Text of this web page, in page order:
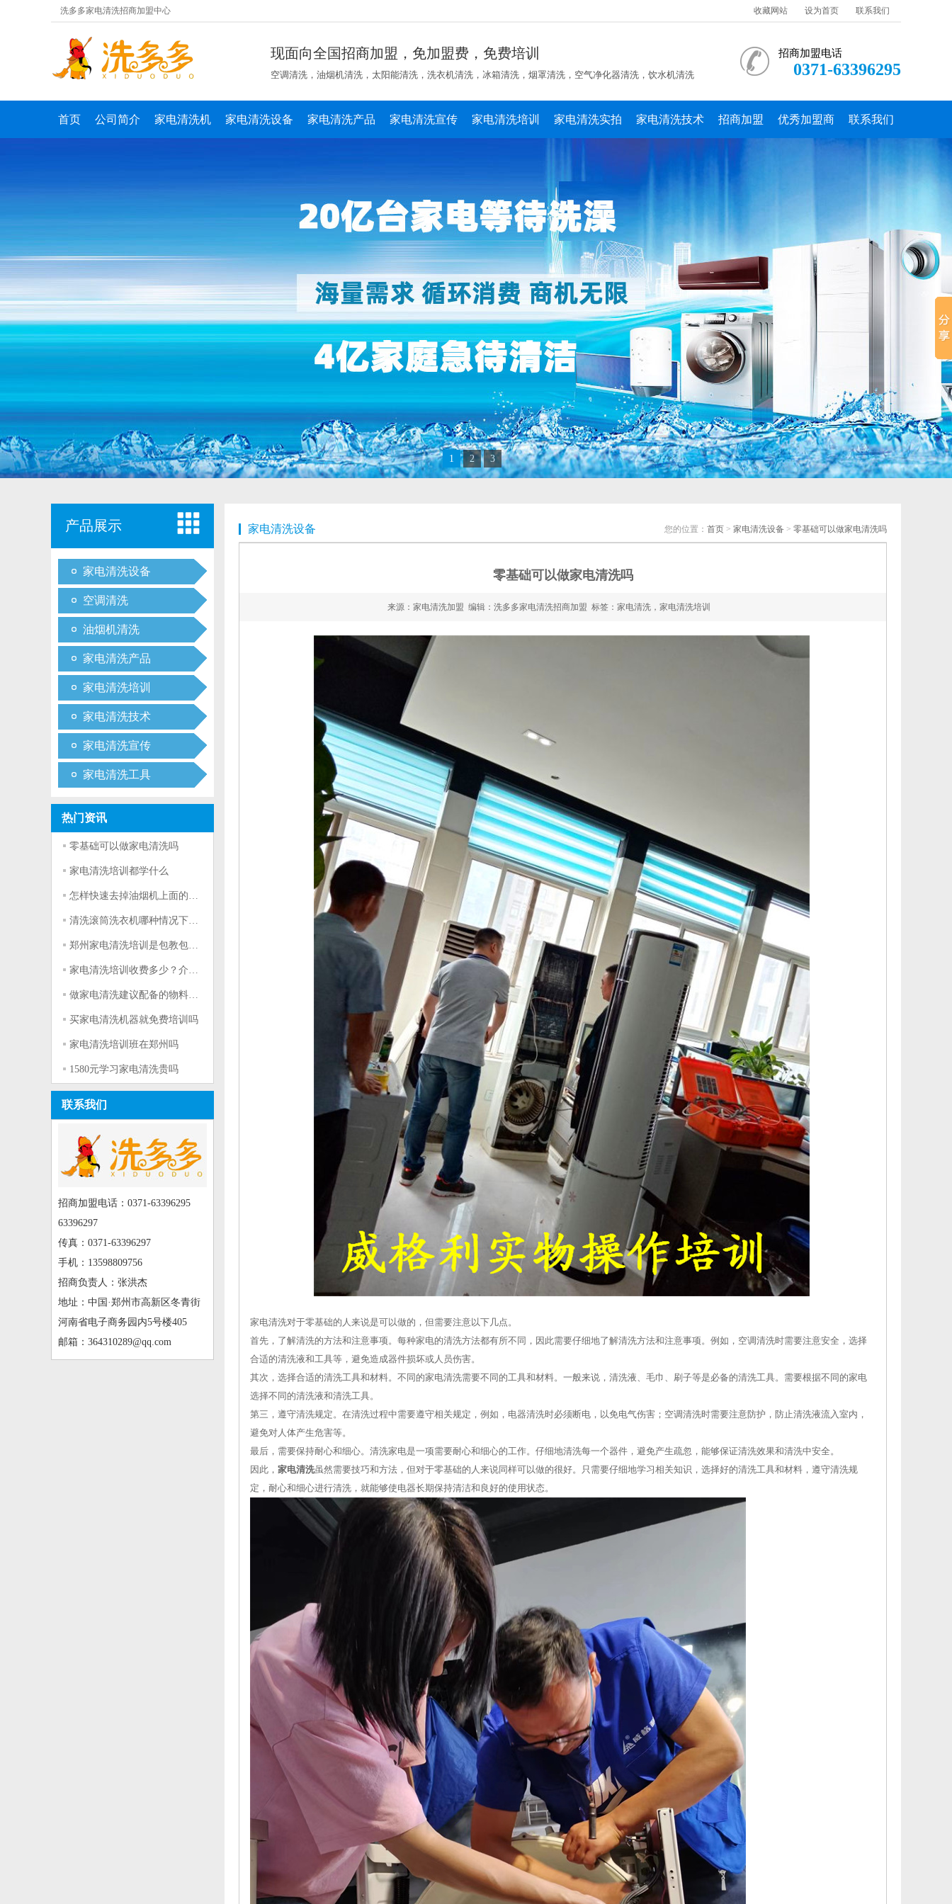
洗多多家电清洗招商加盟中心 收藏网站 设为首页 联系我们
现面向全国招商加盟，免加盟费，免费培训
空调清洗，油烟机清洗，太阳能清洗，洗衣机清洗，冰箱清洗，烟罩清洗，空气净化器清洗，饮水机清洗
招商加盟电话
0371-63396295
首页 公司简介 家电清洗机 家电清洗设备 家电清洗产品 家电清洗宣传 家电清洗培训 家电清洗实拍 家电清洗技术 招商加盟 优秀加盟商 联系我们
1 2 3
产品展示
家电清洗设备
空调清洗
油烟机清洗
家电清洗产品
家电清洗培训
家电清洗技术
家电清洗宣传
家电清洗工具
热门资讯
零基础可以做家电清洗吗
家电清洗培训都学什么
怎样快速去掉油烟机上面的重油污
清洗滚筒洗衣机哪种情况下可以只拆半桶？
郑州家电清洗培训是包教包会随到随学吗
家电清洗培训收费多少？介绍学员有奖励吗？
做家电清洗建议配备的物料都有什么
买家电清洗机器就免费培训吗
家电清洗培训班在郑州吗
1580元学习家电清洗贵吗
联系我们
招商加盟电话：0371-63396295
63396297
传真：0371-63396297
手机：13598809756
招商负责人：张洪杰
地址：中国·郑州市高新区冬青街
河南省电子商务园内5号楼405
邮箱：364310289@qq.com
家电清洗设备 您的位置： 首页 > 家电清洗设备 > 零基础可以做家电清洗吗
零基础可以做家电清洗吗
来源： 家电清洗加盟 编辑：洗多多家电清洗招商加盟 标签：家电清洗，家电清洗培训
家电清洗对于零基础的人来说是可以做的，但需要注意以下几点。
首先，了解清洗的方法和注意事项。每种家电的清洗方法都有所不同，因此需要仔细地了解清洗方法和注意事项。例如，空调清洗时需要注意安全，选择
合适的清洗液和工具等，避免造成器件损坏或人员伤害。
其次，选择合适的清洗工具和材料。不同的家电清洗需要不同的工具和材料。一般来说，清洗液、毛巾、刷子等是必备的清洗工具。需要根据不同的家电
选择不同的清洗液和清洗工具。
第三，遵守清洗规定。在清洗过程中需要遵守相关规定，例如，电器清洗时必须断电，以免电气伤害；空调清洗时需要注意防护，防止清洗液流入室内，
避免对人体产生危害等。
最后，需要保持耐心和细心。清洗家电是一项需要耐心和细心的工作。仔细地清洗每一个器件，避免产生疏忽，能够保证清洗效果和清洗中安全。
因此， 家电清洗虽然需要技巧和方法，但对于零基础的人来说同样可以做的很好。只需要仔细地学习相关知识，选择好的清洗工具和材料，遵守清洗规
定，耐心和细心进行清洗，就能够使电器长期保持清洁和良好的使用状态。